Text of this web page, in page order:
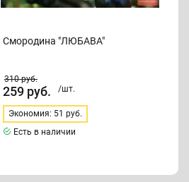
Смородина "ЛЮБАВА"
310руб.
259 руб. /шт.
Экономия: 51 руб.
Есть в наличии